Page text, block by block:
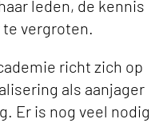
leden, de kennis
vergroten.
richt zich op
als aanjager
Er is nog veel nodig